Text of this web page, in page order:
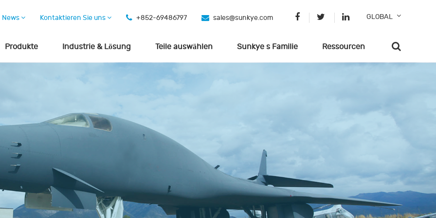
News Kontaktieren Sie uns +852-69486797 sales@sunkye.com GLOBAL
Produkte Industrie & Lösung Teile auswählen Sunkye s Familie Ressourcen